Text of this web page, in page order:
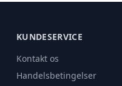
KUNDESERVICE
Kontakt os
Handelsbetingelser